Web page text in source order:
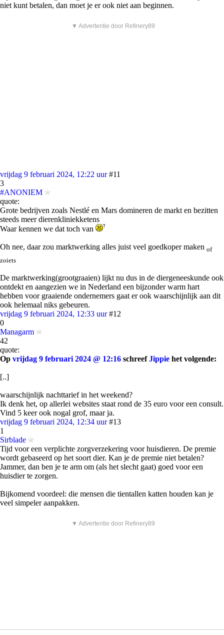
niet kunt betalen, dan moet je er ook niet aan beginnen.
▼ Advertentie door Refinery89
vrijdag 9 februari 2024, 12:22 uur #11
3
#ANONIEM
quote:
Grote bedrijven zoals Nestlé en Mars domineren de markt en bezitten
steeds meer dierenkliniekketens
Waar kennen we dat toch van
Oh nee, daar zou marktwerking alles juist veel goedkoper maken of
zoiets
De marktwerking(grootgraaien) lijkt nu dus in de diergeneeskunde ook
ontdekt en aangezien we in Nederland een bijzonder warm hart
hebben voor graaiende ondernemers gaat er ook waarschijnlijk aan dit
ook helemaal niks gebeuren.
vrijdag 9 februari 2024, 12:33 uur #12
0
Managarm
42
quote:
Op vrijdag 9 februari 2024 @ 12:16 schreefJippie het volgende:
[..]
waarschijnlijk nachttarief in het weekend?
Ik denk het, op allerlei websites staat rond de 35 euro voor een consult.
Vind 5 keer ook nogal grof, maar ja.
vrijdag 9 februari 2024, 12:34 uur #13
1
Sirblade
Tijd voor een verplichte zorgverzekering voor huisdieren. De premie
wordt gebaseerd op het soort dier. Kan je de premie niet betalen?
Jammer, dan ben je te arm om (als het slecht gaat) goed voor een
huisdier te zorgen.
Bijkomend voordeel: die mensen die tientallen katten houden kan je
veel simpeler aanpakken.
▼ Advertentie door Refinery89